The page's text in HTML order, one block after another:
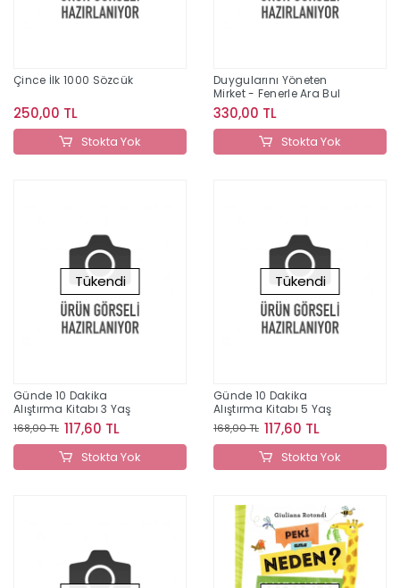
Çince İlk 1000 Sözcük
250,00 TL
Stokta Yok
Duygularını Yöneten
Mirket - Fenerle Ara Bul
330,00 TL
Stokta Yok
Tükendi
Günde 10 Dakika
Alıştırma Kitabı 3 Yaş
168,00 TL 117,60 TL
Stokta Yok
Tükendi
Günde 10 Dakika
Alıştırma Kitabı 5 Yaş
168,00 TL 117,60 TL
Stokta Yok